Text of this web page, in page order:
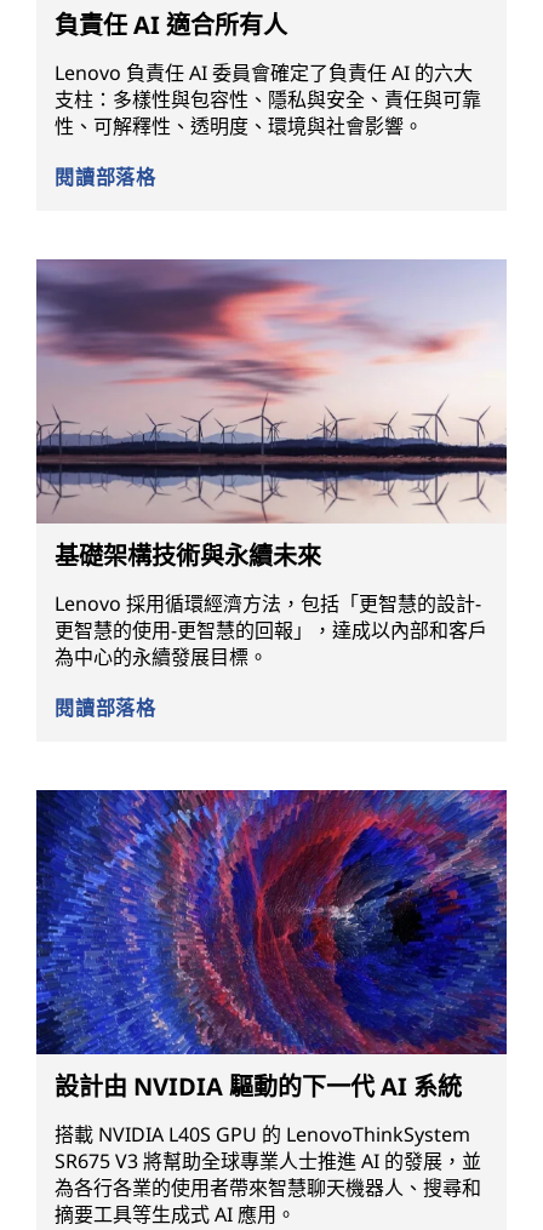
負責任 AI 適合所有人
Lenovo 負責任 AI 委員會確定了負責任 AI 的六大
支柱：多樣性與包容性、隱私與安全、責任與可靠
性、可解釋性、透明度、環境與社會影響。
閱讀部落格
基礎架構技術與永續未來
Lenovo 採用循環經濟方法，包括「更智慧的設計-
更智慧的使用-更智慧的回報」，達成以內部和客戶
為中心的永續發展目標。
閱讀部落格
設計由 NVIDIA 驅動的下一代 AI 系統
搭載 NVIDIA L40S GPU 的 LenovoThinkSystem
SR675 V3 將幫助全球專業人士推進 AI 的發展，並
為各行各業的使用者帶來智慧聊天機器人、搜尋和
摘要工具等生成式 AI 應用。